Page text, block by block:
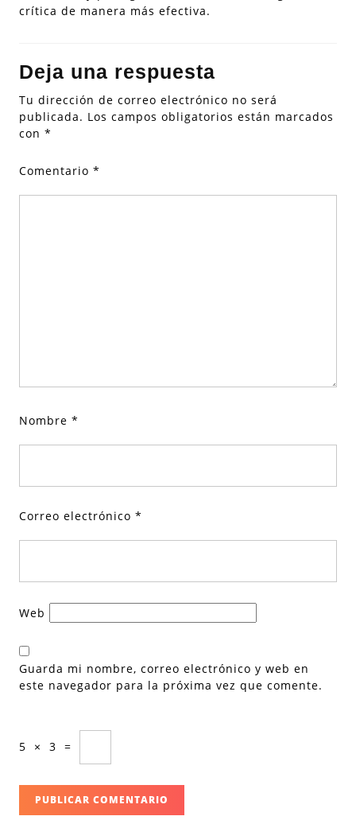
crítica de manera más efectiva.
Deja una respuesta
Tu dirección de correo electrónico no será
publicada. Los campos obligatorios están marcados
con *
Comentario *
Nombre *
Correo electrónico *
Web
Guarda mi nombre, correo electrónico y web en
este navegador para la próxima vez que comente.
5 × 3 =